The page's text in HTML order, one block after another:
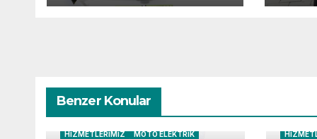
Benzer Konular
HIZMETLERIMIZ MOTO ELEKTRIK